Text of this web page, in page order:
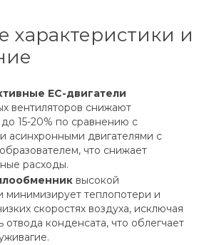
характеристики и
EC-двигатели
вентиляторов снижают
до 15-20% по сравнению с
асинхронными двигателями с
что снижает
расходы.
высокой
минимизирует теплопотери и
скоростях воздуха, исключая
отвода конденсата, что облегчает